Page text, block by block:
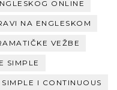
ONLINE
NA ENGLESKOM
VEŽBE
SIMPLE
SIMPLE I CONTINUOUS